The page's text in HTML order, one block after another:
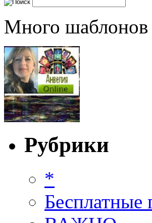
Много шаблонов
Рубрики
*
Бесплатные